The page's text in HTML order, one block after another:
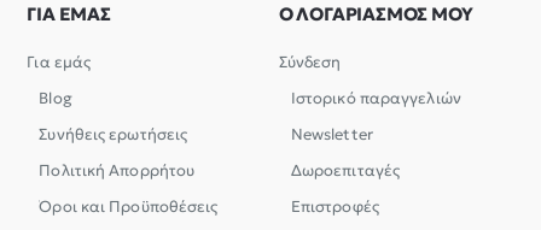
ΓΙΑ ΕΜΑΣ
Για εμάς
Blog
Συνήθεις ερωτήσεις
Πολιτική Απορρήτου
Όροι και Προϋποθέσεις
Ο ΛΟΓΑΡΙΑΣΜΟΣ ΜΟΥ
Σύνδεση
Ιστορικό παραγγελιών
Newsletter
Δωροεπιταγές
Επιστροφές